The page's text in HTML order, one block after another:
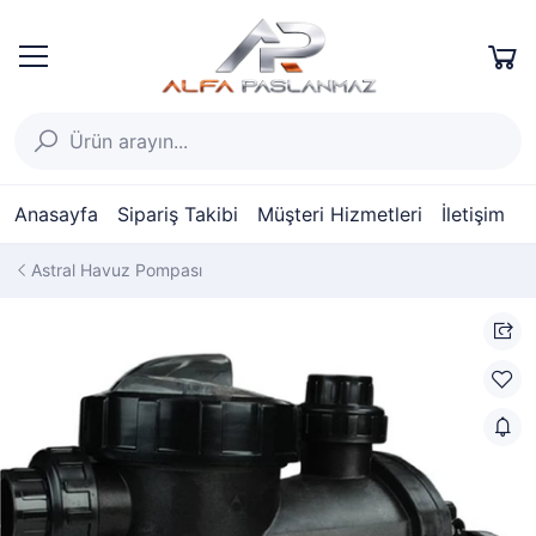
Anasayfa Sipariş Takibi Müşteri Hizmetleri İletişim
Astral Havuz Pompası